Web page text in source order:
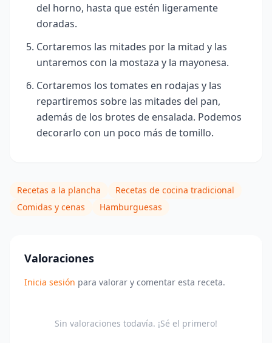
del horno, hasta que estén ligeramente
doradas.
Cortaremos las mitades por la mitad y las
untaremos con la mostaza y la mayonesa.
Cortaremos los tomates en rodajas y las
repartiremos sobre las mitades del pan,
además de los brotes de ensalada. Podemos
decorarlo con un poco más de tomillo.
Recetas a la plancha
Recetas de cocina tradicional
Comidas y cenas
Hamburguesas
Valoraciones
Inicia sesión para valorar y comentar esta receta.
Sin valoraciones todavía. ¡Sé el primero!